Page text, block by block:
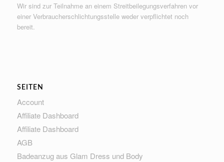
Wir sind zur Teilnahme an einem Streitbeilegungsverfahren vor
einer Verbraucherschlichtungsstelle weder verpflichtet noch
bereit.
SEITEN
Account
Affiliate Dashboard
Affiliate Dashboard
AGB
Badeanzug aus Glam Dress und Body